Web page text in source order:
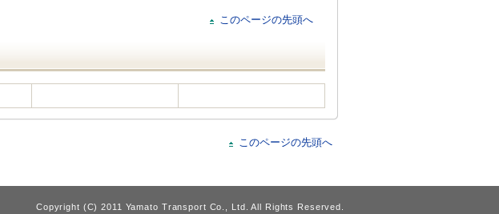
このページの先頭へ
このページの先頭へ
Copyright (C) 2011 Yamato Transport Co., Ltd. All Rights Reserved.